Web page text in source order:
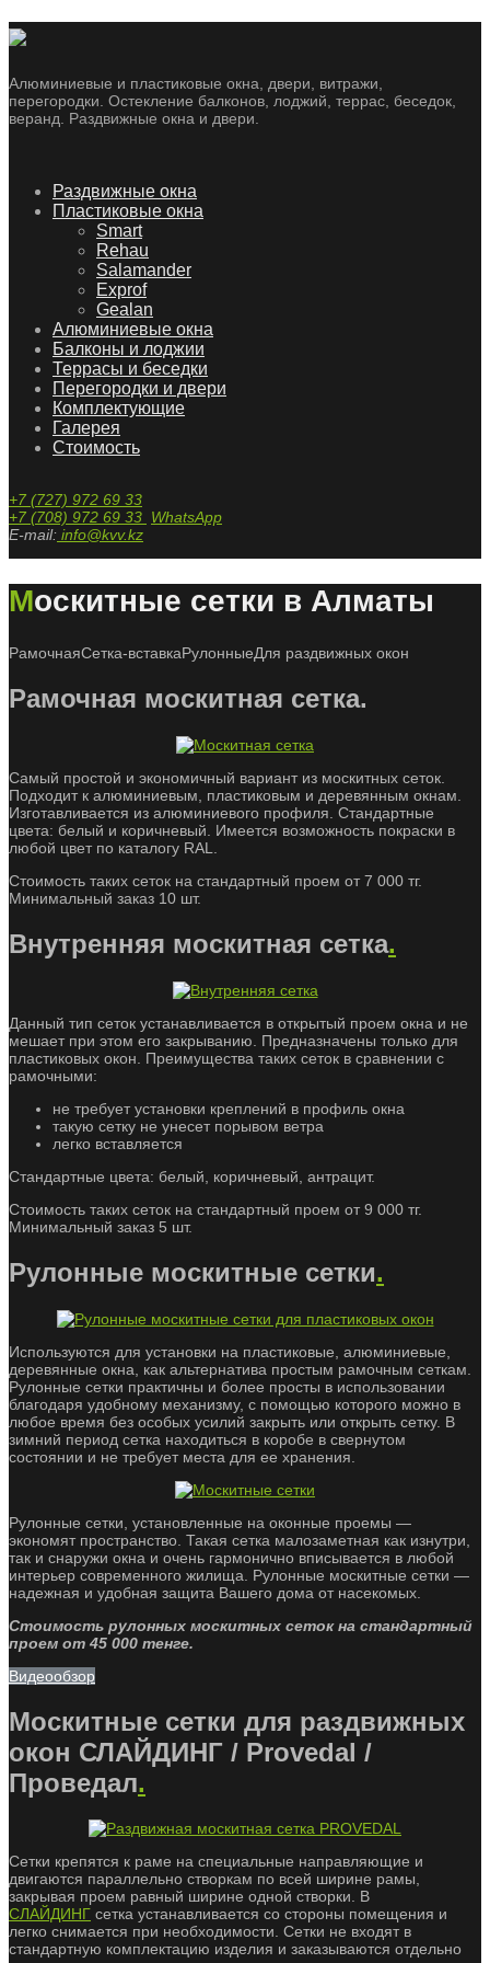
Алюминиевые и пластиковые окна, двери, витражи,
перегородки. Остекление балконов, лоджий, террас, беседок,
веранд. Раздвижные окна и двери.
Skip
Раздвижные окна
Пластиковые окна
Smart
Rehau
Salamander
Exprof
Gealan
Алюминиевые окна
Балконы и лоджии
Террасы и беседки
Перегородки и двери
Комплектующие
Галерея
Стоимость
+7 (727) 972 69 33
+7 (708) 972 69 33 WhatsApp
E-mail: info@kvv.kz
Москитные сетки в Алматы
РамочнаяСетка-вставкаРулонныеДля раздвижных окон
Рамочная москитная сетка.
Самый простой и экономичный вариант из москитных сеток.
Подходит к алюминиевым, пластиковым и деревянным окнам.
Изготавливается из алюминиевого профиля. Стандартные
цвета: белый и коричневый. Имеется возможность покраски в
любой цвет по каталогу RAL.
Стоимость таких сеток на стандартный проем от 7 000 тг.
Минимальный заказ 10 шт.
Внутренняя москитная сетка.
Данный тип сеток устанавливается в открытый проем окна и не
мешает при этом его закрыванию. Предназначены только для
пластиковых окон. Преимущества таких сеток в сравнении с
рамочными:
не требует установки креплений в профиль окна
такую сетку не унесет порывом ветра
легко вставляется
Стандартные цвета: белый, коричневый, антрацит.
Стоимость таких сеток на стандартный проем от 9 000 тг.
Минимальный заказ 5 шт.
Рулонные москитные сетки.
Используются для установки на пластиковые, алюминиевые,
деревянные окна, как альтернатива простым рамочным сеткам.
Рулонные сетки практичны и более просты в использовании
благодаря удобному механизму, с помощью которого можно в
любое время без особых усилий закрыть или открыть сетку. В
зимний период сетка находиться в коробе в свернутом
состоянии и не требует места для ее хранения.
Рулонные сетки, установленные на оконные проемы —
экономят пространство. Такая сетка малозаметная как изнутри,
так и снаружи окна и очень гармонично вписывается в любой
интерьер современного жилища. Рулонные москитные сетки —
надежная и удобная защита Вашего дома от насекомых.
Стоимость рулонных москитных сеток на стандартный
проем от 45 000 тенге.
Видеообзор
Москитные сетки для раздвижных
окон СЛАЙДИНГ / Provedal /
Проведал.
Сетки крепятся к раме на специальные направляющие и
двигаются параллельно створкам по всей ширине рамы,
закрывая проем равный ширине одной створки. В
СЛАЙДИНГ сетка устанавливается со стороны помещения и
легко снимается при необходимости. Сетки не входят в
стандартную комплектацию изделия и заказываются отдельно